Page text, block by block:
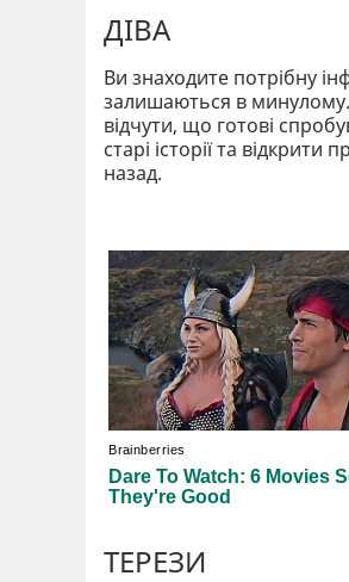
ДІВА
Ви знаходите потрібну
залишаються в
відчути, що готові
старі історії та
назад.
ТЕРЕЗИ